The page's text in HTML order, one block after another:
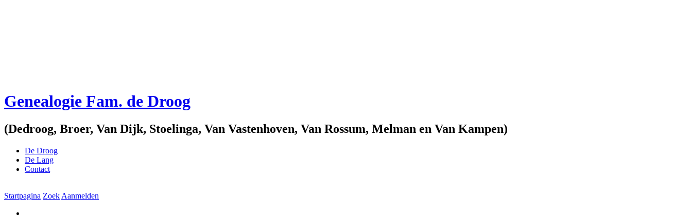
Genealogie Fam. de Droog
(Dedroog, Broer, Van Dijk, Stoelinga, Van Vastenhoven, Van Rossum, Melman en Van Kampen)
De Droog
De Lang
Contact
Startpagina Zoek Aanmelden